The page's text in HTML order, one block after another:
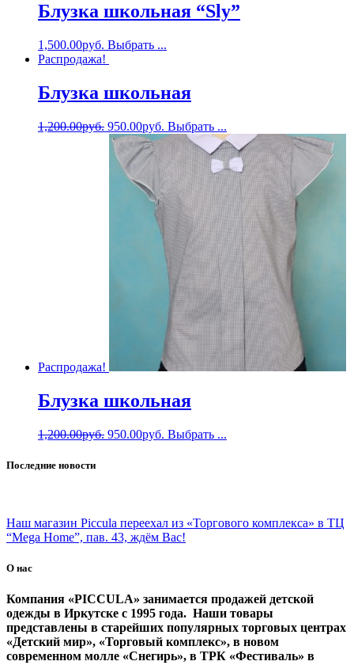
Блузка школьная “Sly”
1,500.00руб. Выбрать ...
Распродажа!
Блузка школьная
1,200.00руб. 950.00руб. Выбрать ...
Распродажа!
Блузка школьная
1,200.00руб. 950.00руб. Выбрать ...
Последние новости
Наш магазин Piccula переехал из «Торгового комплекса» в ТЦ
“Mega Home”, пав. 43, ждём Вас!
О нас
Компания «PICCULA» занимается продажей детской
одежды в Иркутске с 1995 года. Наши товары
представлены в старейших популярных торговых центрах
«Детский мир», «Торговый комплекс», в новом
современном молле «Снегирь», в ТРК «Фестиваль» в